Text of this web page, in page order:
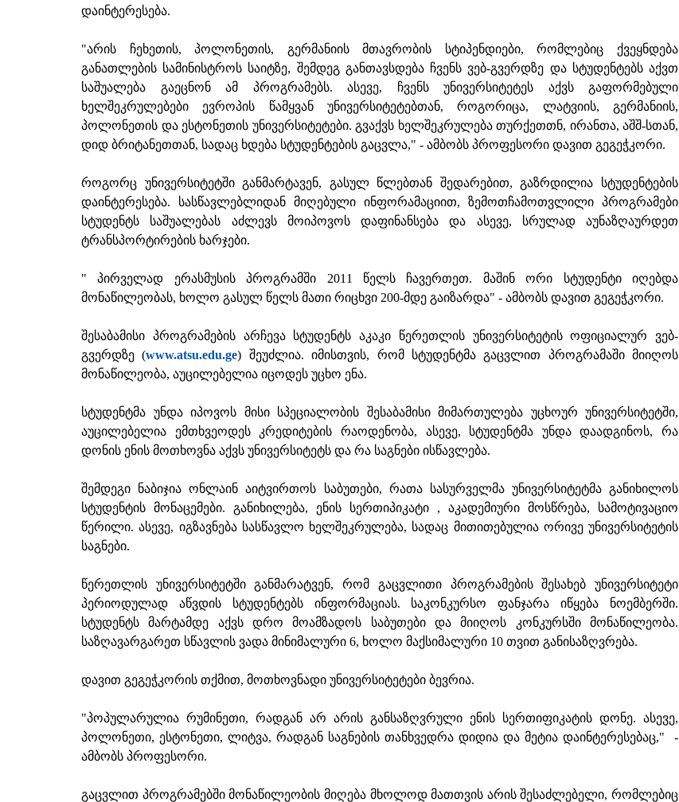
დაინტერესება.
"არის ჩეხეთის, პოლონეთის, გერმანიის მთავრობის სტიპენდიები, რომლებიც ქვეყნდება
განათლების სამინისტროს საიტზე, შემდეგ განთავსდება ჩვენს ვებ-გვერდზე და სტუდენტებს აქვთ
საშუალება გაეცნონ ამ პროგრამებს. ასევე, ჩვენს უნივერსიტეტეს აქვს გაფორმებული
ხელშეკრულებები ევროპის წამყვან უნივერსიტეტებთან, როგორიცა, ლატვიის, გერმანიის,
პოლონეთის და ესტონეთის უნივერსიტეტები. გვაქვს ხელშეკრულება თურქეთთნ, ირანთა, აშშ-სთან,
დიდ ბრიტანეთთან, სადაც ხდება სტუდენტების გაცვლა," - ამბობს პროფესორი დავით გეგეჭკორი.
როგორც უნივერსიტეტში განმარტავენ, გასულ წლებთან შედარებით, გაზრდილია სტუდენტების
დაინტერესება. სასწავლებლიდან მიღებული ინფორამაციით, ზემოთჩამოთვლილი პროგრამები
სტუდენტს საშუალებას აძლევს მოიპოვოს დაფინანსება და ასევე, სრულად აუნაზღაურდეთ
ტრანსპორტირების ხარჯები.
" პირველად ერასმუსის პროგრამში 2011 წელს ჩავერთეთ. მაშინ ორი სტუდენტი იღებდა
მონაწილეობას, ხოლო გასულ წელს მათი რიცხვი 200-მდე გაიზარდა" - ამბობს დავით გეგეჭკორი.
შესაბამისი პროგრამების არჩევა სტუდენტს აკაკი წერეთლის უნივერსიტეტის ოფიციალურ ვებ-
გვერდზე (www.atsu.edu.ge) შეუძლია. იმისთვის, რომ სტუდენტმა გაცვლით პროგრამაში მიიღოს
მონაწილეობა, აუცილებელია იცოდეს უცხო ენა.
სტუდენტმა უნდა იპოვოს მისი სპეციალობის შესაბამისი მიმართულება უცხოურ უნივერსიტეტში,
აუცილებელია ემთხვეოდეს კრედიტების რაოდენობა, ასევე, სტუდენტმა უნდა დაადგინოს, რა
დონის ენის მოთხოვნა აქვს უნივერსიტეტს და რა საგნები ისწავლება.
შემდეგი ნაბიჯია ონლაინ აიტვირთოს საბუთები, რათა სასურველმა უნივერსიტეტმა განიხილოს
სტუდენტის მონაცემები. განიხილება, ენის სერთიპიკატი , აკადემიური მოსწრება, სამოტივაციო
წერილი. ასევე, იგზავნება სასწავლო ხელშეკრულება, სადაც მითითებულია ორივე უნივერსიტეტის
საგნები.
წერეთლის უნივერსიტეტში განმარატვენ, რომ გაცვლითი პროგრამების შესახებ უნივერსიტეტი
პერიოდულად აწვდის სტუდენტებს ინფორმაციას. საკონკურსო ფანჯარა იწყება ნოემბერში.
სტუდენტს მარტამდე აქვს დრო მოამზადოს საბუთები და მიიღოს კონკურსში მონაწილეობა.
საზღავარგარეთ სწავლის ვადა მინიმალური 6, ხოლო მაქსიმალური 10 თვით განისაზღვრება.
დავით გეგეჭკორის თქმით, მოთხოვნადი უნივერსიტეტები ბევრია.
"პოპულარულია რუმინეთი, რადგან არ არის განსაზღვრული ენის სერთიფიკატის დონე. ასევე,
პოლონეთი, ესტონეთი, ლიტვა, რადგან საგნების თანხვედრა დიდია და მეტია დაინტერესებაც," -
ამბობს პროფესორი.
გაცვლით პროგრამებში მონაწილეობის მიღება მხოლოდ მათთვის არის შესაძლებელი, რომლებიც